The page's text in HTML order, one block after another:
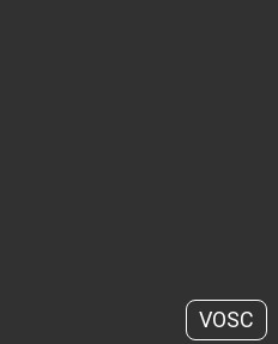
VOSC